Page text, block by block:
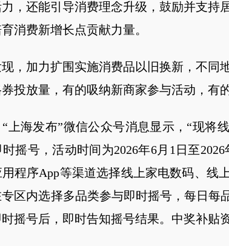
，还能引导消费理念升级，鼓励并支持
消费新增长点贡献力量。
，加力扩围实施消费品以旧换新，不同
投放量，有的吸纳新商家参与活动，有
上海发布”微信公众号消息显示，“现将
摇号，活动时间为2026年6月1日至
程序App等渠道选择线上家电数码、线
区内选择多品类参与即时摇号，每日每
摇号后，即时告知摇号结果。中奖补贴